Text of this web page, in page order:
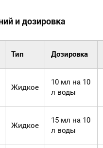
и дозировка
Тип Дозировка
Жидкое
10 мл на 10
л воды
Жидкое
15 мл на 10
л воды